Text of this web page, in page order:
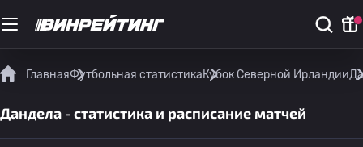
ГлавнаяФутбольная статистикаКубок Северной Ирландии
Дандела - статистика и расписание матчей